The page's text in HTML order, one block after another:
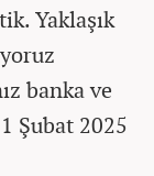
Yaklaşık
banka ve
Şubat 2025